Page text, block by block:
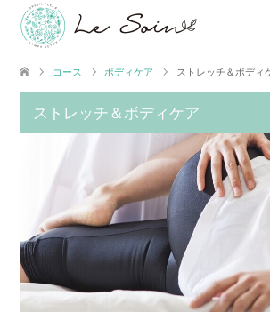
コース ボディケア ストレッチ＆ボディ
ストレッチ＆ボディケア